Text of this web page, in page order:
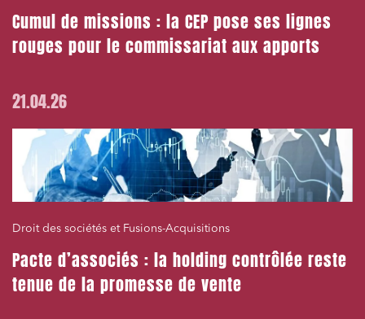
Cumul de missions : la CEP pose ses lignes
rouges pour le commissariat aux apports
21.04.26
Droit des sociétés et Fusions-Acquisitions
Pacte d’associés : la holding contrôlée reste
tenue de la promesse de vente